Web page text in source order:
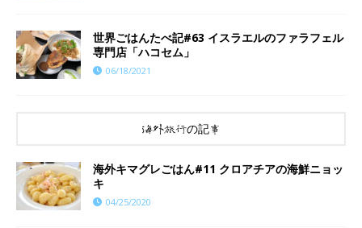
世界ごはんたべ記#63 イスラエルのファラフェル
専門店「ハコセム」
06/18/2021
海外旅行の記事
海外キマグレごはん#11 クロアチアの海鮮ニョッ
キ
04/25/2020